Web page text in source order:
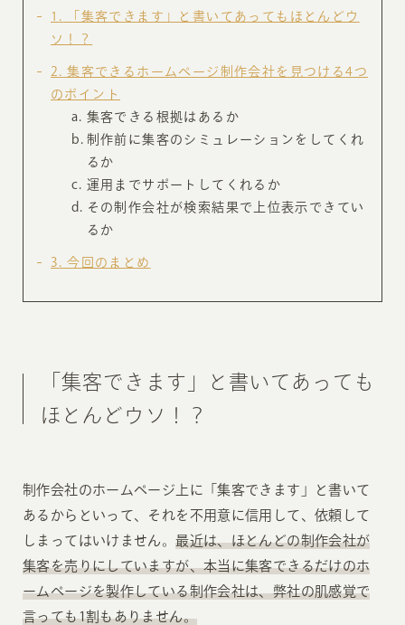
1
「集客できます」と書いてあってもほとんどウ
ソ！？
2
集客できるホームページ制作会社を見つける4つ
のポイント
集客できる根拠はあるか
制作前に集客のシミュレーションをしてくれ
るか
運用までサポートしてくれるか
その制作会社が検索結果で上位表示できてい
るか
3 今回のまとめ
「集客できます」と書いてあっても
ほとんどウソ！？
制作会社のホームページ上に「集客できます」と書いて
あるからといって、それを不用意に信用して、依頼して
しまってはいけません。最近は、ほとんどの制作会社が
集客を売りにしていますが、本当に集客できるだけのホ
ームページを製作している制作会社は、弊社の肌感覚で
言っても1割もありません。